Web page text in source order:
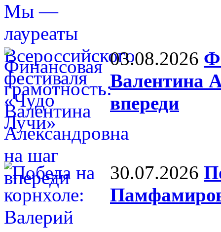
03.08.2026
Валентина
впереди
30.07.2026